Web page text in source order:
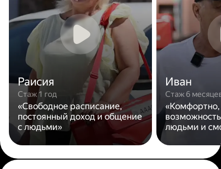
Раисия
Стаж 1 год
«Свободное расписание,
постоянный доход и общение
с людьми»
Иван
Стаж 6
людьми и